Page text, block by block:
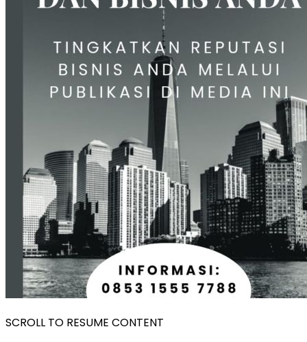
SCROLL TO RESUME CONTENT